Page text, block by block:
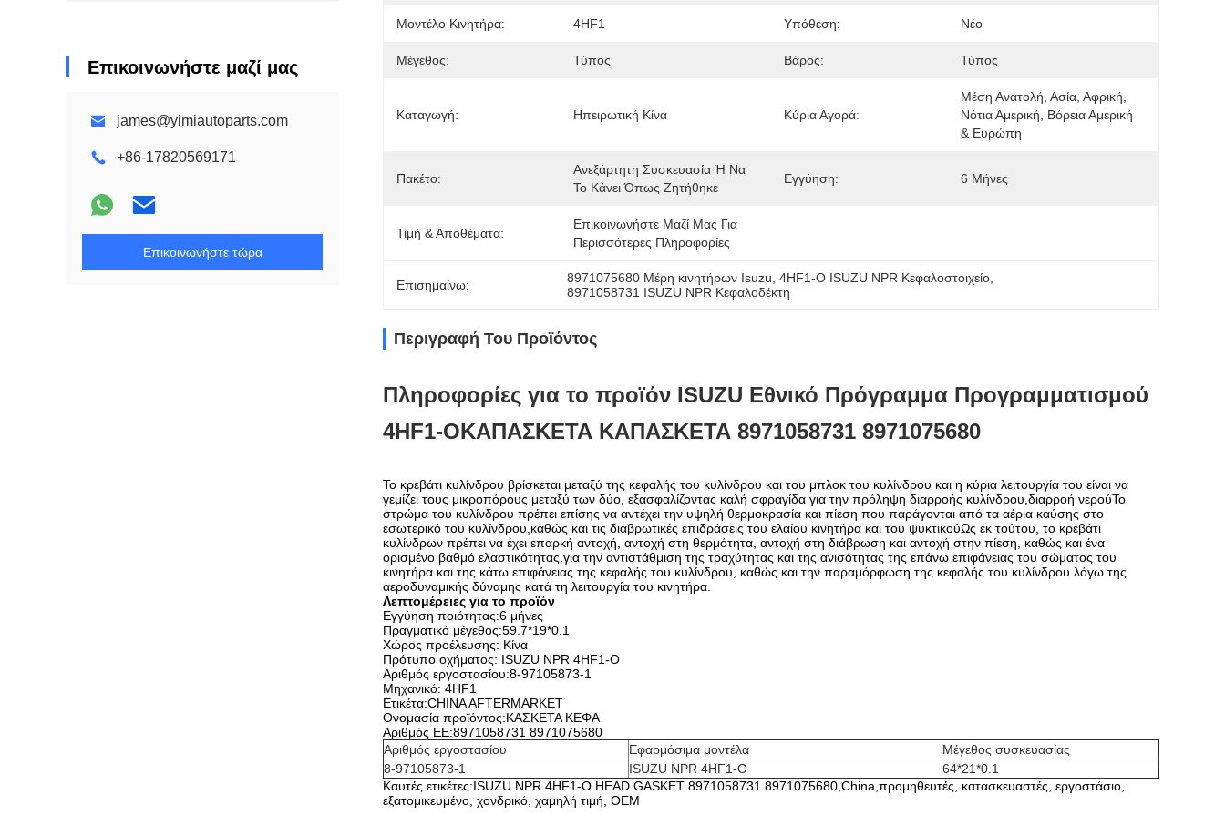
Επικοινωνήστε μαζί μας
james@yimiautoparts.com
+86-17820569171
Επικοινωνήστε τώρα
Μοντέλο Κινητήρα: 4HF1 Υπόθεση: Νέο
Μέγεθος: Τύπος Βάρος: Τύπος
Καταγωγή: Ηπειρωτική Κίνα Κύρια Αγορά:
Μέση Ανατολή, Ασία, Αφρική,
Νότια Αμερική, Βόρεια Αμερική
& Ευρώπη
Πακέτο:
Ανεξάρτητη Συσκευασία Ή Να
Το Κάνει Όπως Ζητήθηκε
Εγγύηση: 6 Μήνες
Τιμή & Αποθέματα:
Επικοινωνήστε Μαζί Μας Για
Περισσότερες Πληροφορίες
Επισημαίνω: 8971075680 Μέρη κινητήρων Isuzu , 4HF1-O ISUZU NPR Κεφαλοστοιχείο
8971058731 ISUZU NPR Κεφαλοδέκτη
Περιγραφή Του Προϊόντος
Πληροφορίες για το προϊόν ISUZU Εθνικό Πρόγραμμα Προγραμματισμού
4HF1-OΚΑΠΑΣΚΕΤΑ ΚΑΠΑΣΚΕΤΑ 8971058731 8971075680
Το κρεβάτι κυλίνδρου βρίσκεται μεταξύ της κεφαλής του κυλίνδρου και του μπλοκ του κυλίνδρου και η κύρια λειτουργία του είναι να
γεμίζει τους μικροπόρους μεταξύ των δύο, εξασφαλίζοντας καλή σφραγίδα για την πρόληψη διαρροής κυλίνδρου,διαρροή νερούΤο
στρώμα του κυλίνδρου πρέπει επίσης να αντέχει την υψηλή θερμοκρασία και πίεση που παράγονται από τα αέρια καύσης στο
εσωτερικό του κυλίνδρου,καθώς και τις διαβρωτικές επιδράσεις του ελαίου κινητήρα και του ψυκτικούΩς εκ τούτου, το κρεβάτι
κυλίνδρων πρέπει να έχει επαρκή αντοχή, αντοχή στη θερμότητα, αντοχή στη διάβρωση και αντοχή στην πίεση, καθώς και ένα
ορισμένο βαθμό ελαστικότητας.για την αντιστάθμιση της τραχύτητας και της ανισότητας της επάνω επιφάνειας του σώματος του
κινητήρα και της κάτω επιφάνειας της κεφαλής του κυλίνδρου, καθώς και την παραμόρφωση της κεφαλής του κυλίνδρου λόγω της
αεροδυναμικής δύναμης κατά τη λειτουργία του κινητήρα.
Λεπτομέρειες για το προϊόν
Εγγύηση ποιότητας:6 μήνες
Πραγματικό μέγεθος:59.7*19*0.1
Χώρος προέλευσης: Κίνα
Πρότυπο οχήματος: ISUZU NPR 4HF1-O
Αριθμός εργοστασίου:8-97105873-1
Μηχανικό: 4HF1
Ετικέτα:CHINA AFTERMARKET
Ονομασία προϊόντος:ΚΑΣΚΕΤΑ ΚΕΦΑ
Αριθμός ΕΕ:8971058731 8971075680
Αριθμός εργοστασίου
Εφαρμόσιμα μοντέλα
Μέγεθος συσκευασίας
8-97105873-1
ISUZU NPR 4HF1-O
64*21*0.1
Καυτές ετικέτες:ISUZU NPR 4HF1-O HEAD GASKET 8971058731 8971075680,China,προμηθευτές, κατασκευαστές, εργοστάσιο,
εξατομικευμένο, χονδρικό, χαμηλή τιμή, OEM